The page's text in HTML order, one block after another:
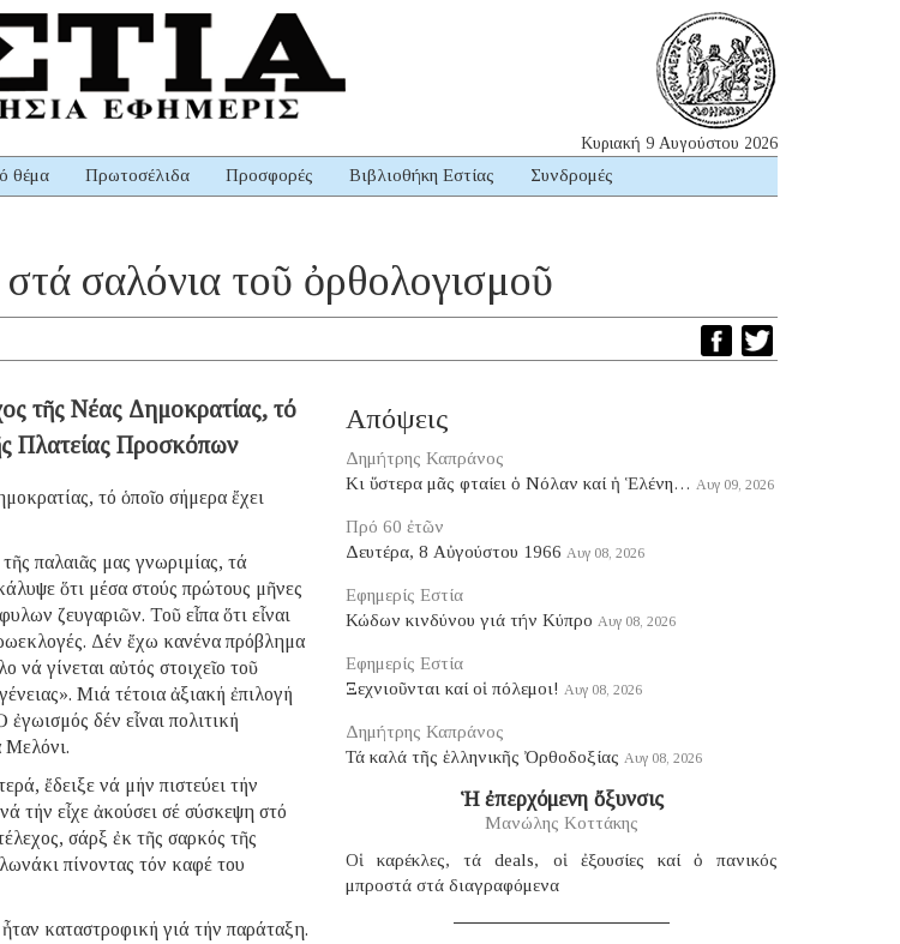
Κυριακή 9 Αυγούστου 2026
θέμα Πρωτοσέλιδα Προσφορές Βιβλιοθήκη Εστίας Συνδρομές
στά σαλόνια τοῦ ὀρθολογισμοῦ
τῆς Νέας Δημοκρατίας, τό
Πλατείας Προσκόπων
τό ὁποῖο σήμερα ἔχει
παλαιᾶς μας γνωριμίας, τά
ὅτι μέσα στούς πρώτους μῆνες
ζευγαριῶν. Τοῦ εἶπα ὅτι εἶναι
Δέν ἔχω κανένα πρόβλημα
γίνεται αὐτός στοιχεῖο τοῦ
Μιά τέτοια ἀξιακή ἐπιλογή
δέν εἶναι πολιτική
Μελόνι.
ἔδειξε νά μήν πιστεύει τήν
τήν εἶχε ἀκούσει σέ σύσκεψη στό
σάρξ ἐκ τῆς σαρκός τῆς
πίνοντας τόν καφέ του
καταστροφική γιά τήν παράταξη.
Απόψεις
Δημήτρης Καπράνος
Κι ὕστερα μᾶς φταίει ὁ Νόλαν καί ἡ Ἑλένη… Αυγ 09, 2026
Πρό 60 ἐτῶν
Δευτέρα, 8 Αὐγούστου 1966 Αυγ 08, 2026
Εφημερίς Εστία
Κώδων κινδύνου γιά τήν Κύπρο Αυγ 08, 2026
Εφημερίς Εστία
Ξεχνιοῦνται καί οἱ πόλεμοι! Αυγ 08, 2026
Δημήτρης Καπράνος
Τά καλά τῆς ἑλληνικῆς Ὀρθοδοξίας Αυγ 08, 2026
Ἡ ἐπερχόμενη ὄξυνσις
Μανώλης Κοττάκης
Οἱ καρέκλες, τά deals, οἱ ἐξουσίες καί ὁ πανικός
μπροστά στά διαγραφόμενα